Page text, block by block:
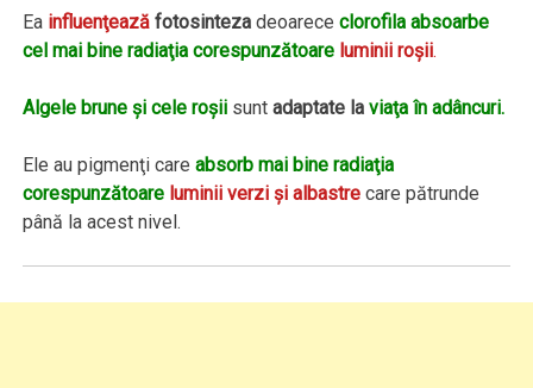
Ea influenţează fotosinteza deoarececlorofila absoarbe
cel mai bine radiaţia corespunzătoare luminii roşii.
Algele brune şi cele roşii suntadaptate la viaţa în adâncuri.
Ele au pigmenţi careabsorb mai bine radiaţia
corespunzătoare luminii verzi şi albastre care pătrunde
până la acest nivel.